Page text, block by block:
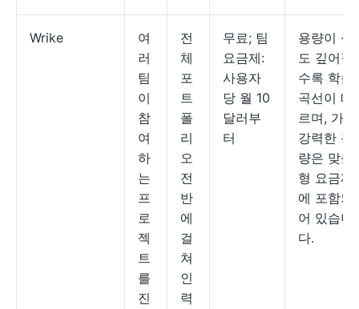
Wrike
여
러
팀
이
참
여
하
는
프
로
젝
트
를
진
전
체
포
트
폴
리
오
전
반
에
걸
쳐
인
력
무료; 팀
요금제:
사용자
당 월 10
달러부
터
용량이 심
도 깊어질
수록 학습
곡선이 따
르며, 가장
강력한 용
량은 맞춤
형 요금제
에 포함되
어 있습니
다.